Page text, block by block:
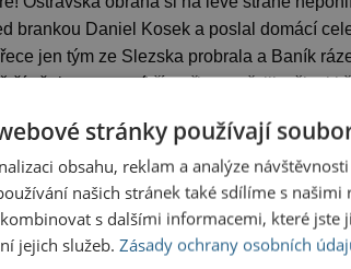
brankou Daniel Kosek a poslal domácí
jen tým ze Slezska probrala a Baník
však v rozmezí tří vteřin nastřelil tyčku i
o břevno Jiří Hrubeš, ještě hezčí ránu
z voleje poslal míč přesně do šibenice
pro ostravský Baník potrhl ještě ve 44.
území skončil čtvrtou radostí Chrudimi!
stránky používají
obsahu, reklam a analýze
našich stránek také sdílíme s
s dalšími informacemi, které
jejich služeb. Zásady ochrany osobních